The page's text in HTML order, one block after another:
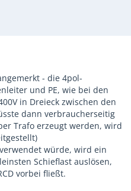
- die 4pol-
und PE, wie bei den
in Dreieck zwischen den
dann verbraucherseitig
Trafo erzeugt werden, wird
würde, wird ein
Schieflast auslösen,
vorbei fließt.